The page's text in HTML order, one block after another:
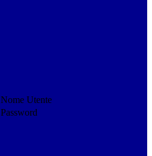
Nome Utente
Password